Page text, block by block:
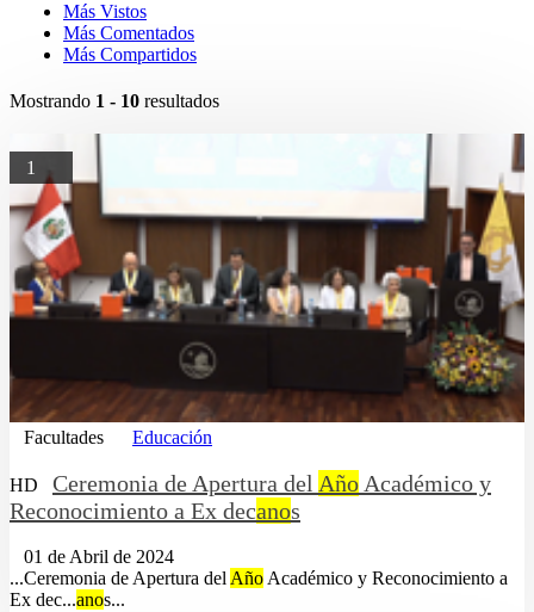
Más Vistos
Más Comentados
Más Compartidos
Mostrando 1 - 10 resultados
1
Facultades Educación
HD Ceremonia de Apertura del Año Académico y
Reconocimiento a Ex decanos
01 de Abril de 2024
...Ceremonia de Apertura del Año Académico y Reconocimiento a
Ex dec...anos...